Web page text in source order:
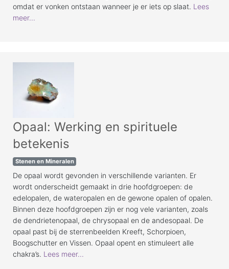
omdat er vonken ontstaan wanneer je er iets op slaat. Lees
meer...
Opaal: Werking en spirituele
betekenis
Stenen en Mineralen
De opaal wordt gevonden in verschillende varianten. Er
wordt onderscheidt gemaakt in drie hoofdgroepen: de
edelopalen, de wateropalen en de gewone opalen of opalen.
Binnen deze hoofdgroepen zijn er nog vele varianten, zoals
de dendrietenopaal, de chrysopaal en de andesopaal. De
opaal past bij de sterrenbeelden Kreeft, Schorpioen,
Boogschutter en Vissen. Opaal opent en stimuleert alle
chakra’s. Lees meer...